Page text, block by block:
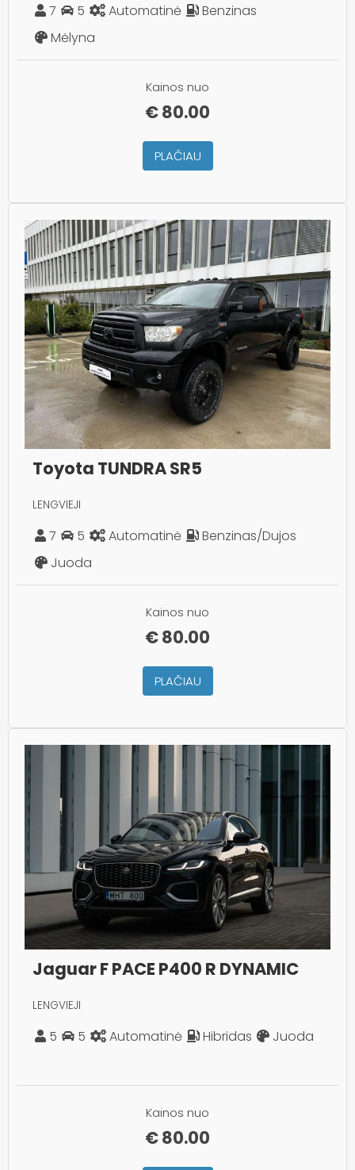
7 5 Automatinė
Benzinas
Mėlyna
Kainos nuo
€80.00
PLAČIAU
Toyota TUNDRA SR5
LENGVIEJI
7 5 Automatinė
Benzinas/Dujos
Juoda
Kainos nuo
€80.00
PLAČIAU
Jaguar F PACE P400 R DYNAMIC
LENGVIEJI
5 5 Automatinė Hibridas Juoda
Kainos nuo
€80.00